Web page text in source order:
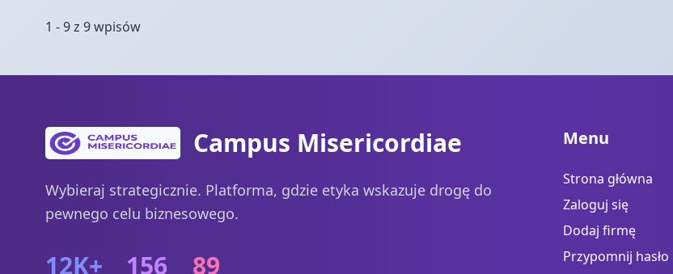
1 - 9 z 9 wpisów
Campus Misericordiae
Wybieraj strategicznie. Platforma, gdzie etyka wskazuje drogę do
pewnego celu biznesowego.
12K+ 156 89
Menu
Strona główna
Zaloguj się
Dodaj firmę
Przypomnij hasło